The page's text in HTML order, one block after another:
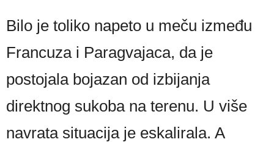
Bilo je toliko napeto u meču između
Francuza i Paragvajaca, da je
postojala bojazan od izbijanja
direktnog sukoba na terenu. U više
navrata situacija je eskalirala. A